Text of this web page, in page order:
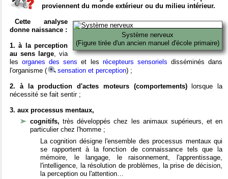
proviennent du monde extérieur ou du milieu intérieur.
Système nerveux
(Figure tirée d'un ancien manuel d'école primaire)
Cette analyse
donne naissance :
1. à la perception
au sens large, via
lesorganes des sens et les récepteurs sensoriels disséminés dans
l'organisme (
sensation et perception) ;
2. à la production d'actes moteurs (comportements)lorsque la
nécessité se fait sentir ;
3. aux processus mentaux,
cognitifs,très développés chez les animaux supérieurs, et en
particulier chez l'homme ;
La cognition désigne l'ensemble des processus mentaux qui
se rapportent à la fonction de connaissance tels que la
mémoire, le langage, le raisonnement, l'apprentissage,
l'intelligence, la résolution de problèmes, la prise de décision,
la perception ou l'attention…